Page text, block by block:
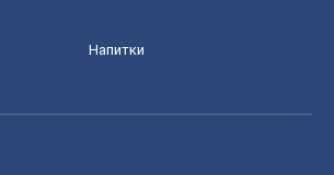
Напитки